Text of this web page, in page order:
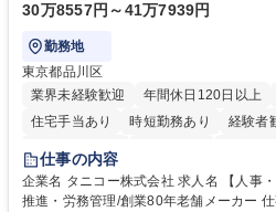
30万8557円～41万7939円
勤務地
東京都品川区
業界未経験歓迎
年間休日120日以上
住宅手当あり
時短勤務あり 経験者
完全週休2日制
寮・社宅あり
仕事の内容
企業名 タニコー株式会社 求人名 【人事・労務担当】安全衛生・健康経営
推進・労務管理/創業80年老舗メーカー 仕事の内容 社員の健康と安全の確